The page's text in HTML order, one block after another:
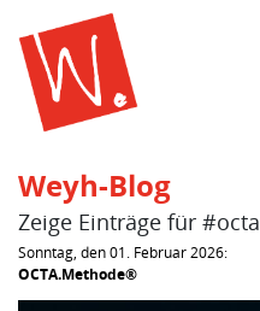
Weyh-Blog
Zeige Einträge für #octa
Sonntag, den 01. Februar 2026:
OCTA.Methode®